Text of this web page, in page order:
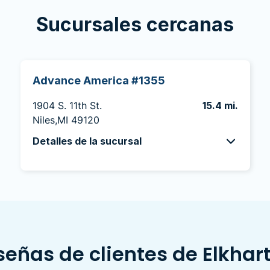
Sucursales cercanas
Advance America #1355
1904 S. 11th St.
Niles,MI 49120
15.4 mi.
Detalles de la sucursal
de clientes de